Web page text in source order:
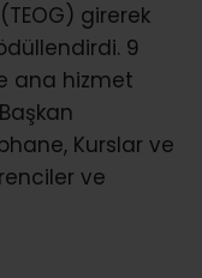
girerek
9
ana hizmet
Kurslar ve
ve